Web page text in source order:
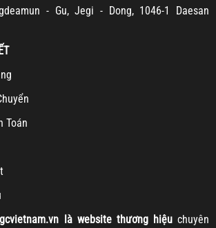
- Gu, Jegi - Dong, 1046-1 Daesan
Toán
là website thương hiệuchuyên